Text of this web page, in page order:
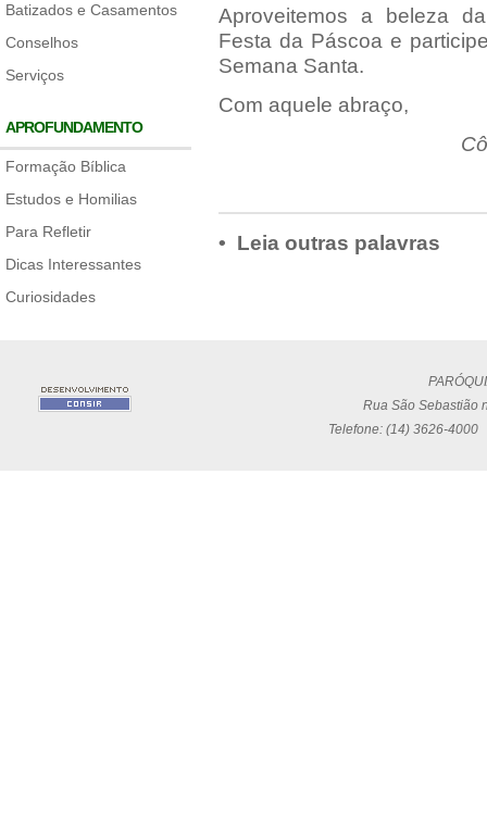
Batizados e Casamentos
Conselhos
Serviços
APROFUNDAMENTO
Formação Bíblica
Estudos e Homilias
Para Refletir
Dicas Interessantes
Curiosidades
Aproveitemos a beleza
Festa da Páscoa e
Semana Santa.
Com aquele abraço,
• Leia outras palavras
Rua São Sebastião
Telefone: (14) 3626-